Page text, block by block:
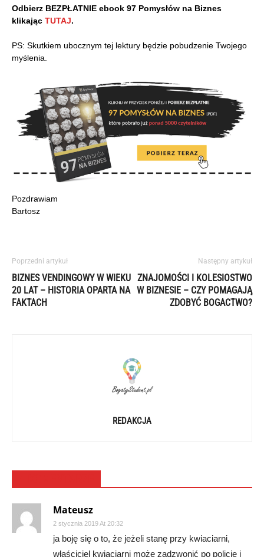
Odbierz BEZPŁATNIE ebook 97 Pomysłów na Biznes
klikając TUTAJ.
PS: Skutkiem ubocznym tej lektury będzie pobudzenie Twojego
myślenia.
Pozdrawiam
Bartosz
Poprzedni artykuł
BIZNES VENDINGOWY W WIEKU
20 LAT – HISTORIA OPARTA NA
FAKTACH
Następny artykuł
ZNAJOMOŚCI I KOLESIOSTWO
W BIZNESIE – CZY POMAGAJĄ
ZDOBYĆ BOGACTWO?
REDAKCJA
Mateusz
2 stycznia 2019 At 20:32
ja boję się o to, że jeżeli stanę przy kwiaciarni,
właściciel kwiaciarni może zadzwonić po policję i